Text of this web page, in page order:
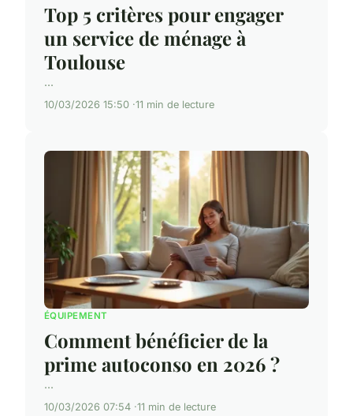
Top 5 critères pour engager
un service de ménage à
Toulouse
...
10/03/2026 15:50 11 min de lecture
ÉQUIPEMENT
Comment bénéficier de la
prime autoconso en 2026 ?
...
10/03/2026 07:54 11 min de lecture